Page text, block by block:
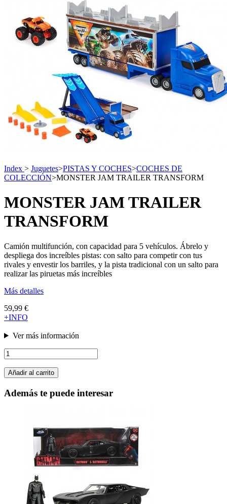
Index > Juguetes>PISTAS Y COCHES>COCHES DE
COLECCIÓN>MONSTER JAM TRAILER TRANSFORM
MONSTER JAM TRAILER
TRANSFORM
Camión multifunción, con capacidad para 5 vehículos. Ábrelo y
despliega dos increíbles pistas: con salto para competir con tus
rivales y envestir los barriles, y la pista tradicional con un salto para
realizar las piruetas más increíbles
Más detalles
59,99 €
+INFO
Ver más información
Añadir al carrito
Además te puede interesar